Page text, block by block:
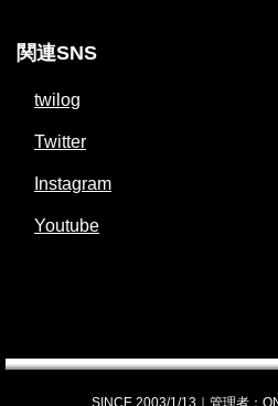
関連SNS
twilog
Twitter
Instagram
Youtube